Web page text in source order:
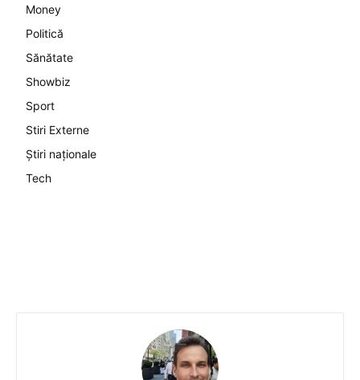
Money
Politică
Sănătate
Showbiz
Sport
Stiri Externe
Știri naționale
Tech